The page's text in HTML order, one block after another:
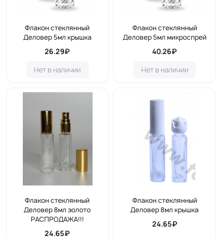
Флакон стеклянный
Деловер 5мл крышка
26.29₽
Нет в наличии
Флакон стеклянный
Деловер 5мл микроспрей
40.26₽
Нет в наличии
Флакон стеклянный
Деловер 8мл золото
РАСПРОДАЖА!!!
24.65₽
Флакон стеклянный
Деловер 8мл крышка
24.65₽